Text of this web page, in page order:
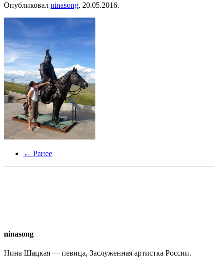
Опубликовал ninasong, 20.05.2016.
← Ранее
ninasong
Нина Шацкая — певица, Заслуженная артистка России.